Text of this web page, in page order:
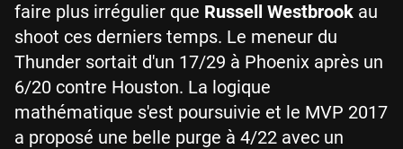
faire plus irrégulier que Russell Westbrook au
shoot ces derniers temps. Le meneur du
Thunder sortait d'un 17/29 à Phoenix après un
6/20 contre Houston. La logique
mathématique s'est poursuivie et le MVP 2017
a proposé une belle purge à 4/22 avec un